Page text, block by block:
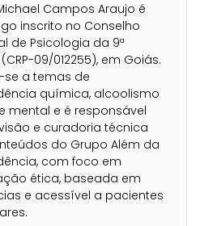
Campos Araujo é
inscrito no Conselho
de Psicologia da 9ª
09/012255), em Goiás.
se a temas de
química, alcoolismo
mental e é responsável
e curadoria técnica
do Grupo Além da
com foco em
ética, baseada em
e acessível a pacientes